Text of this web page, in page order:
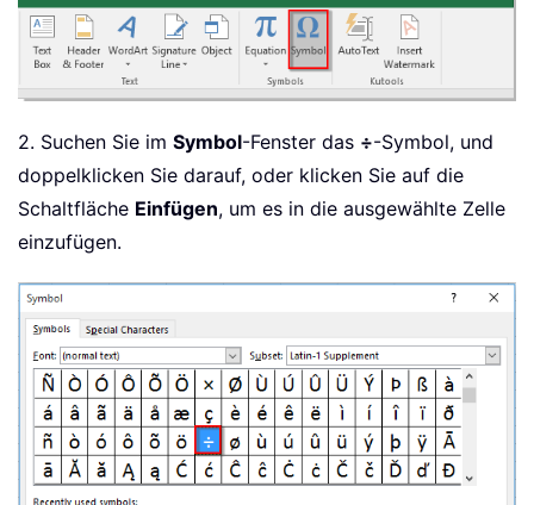
2. Suchen Sie im Symbol-Fenster das ÷-Symbol, und
doppelklicken Sie darauf, oder klicken Sie auf die
Schaltfläche Einfügen, um es in die ausgewählte Zelle
einzufügen.